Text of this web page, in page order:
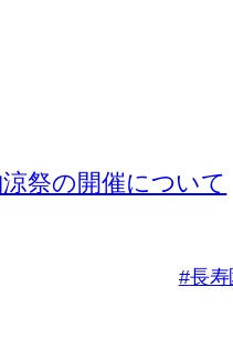
祭の開催について
長寿